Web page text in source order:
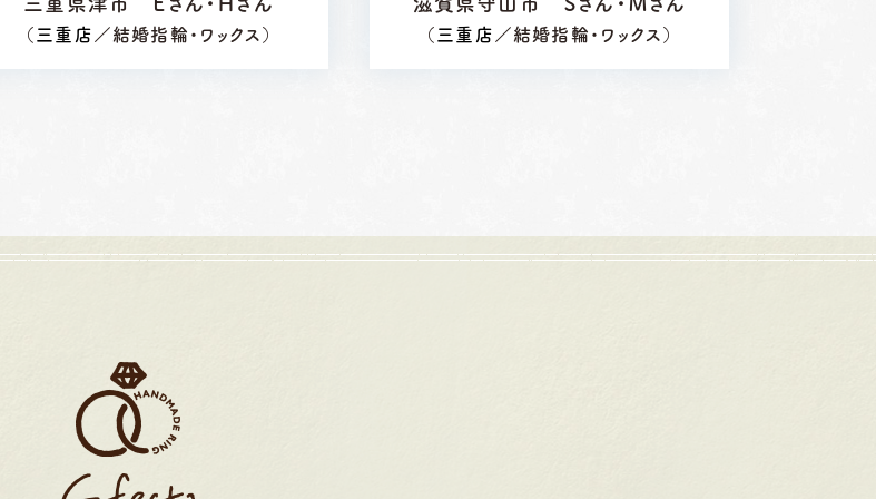
（ 三重店 ／結婚指輪・ワックス） （ 三重店 ／結婚指輪・ワックス）